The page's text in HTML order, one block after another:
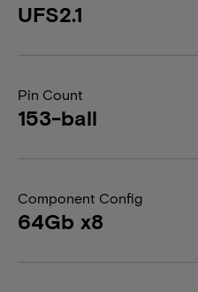
UFS2.1
Pin Count
153-ball
Component Config
64Gb x8